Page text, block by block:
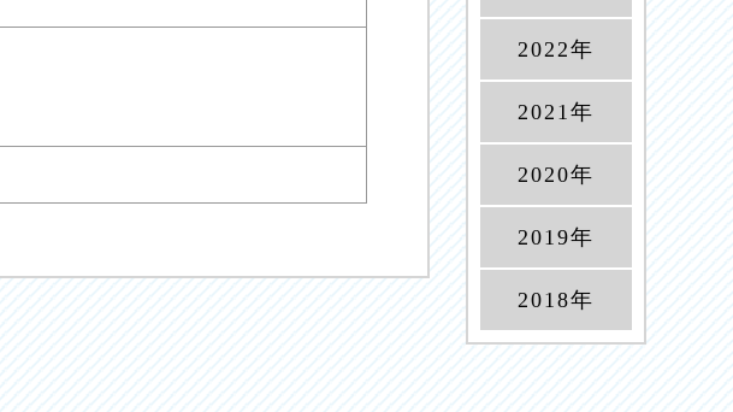
2022年
2021年
2020年
2019年
2018年